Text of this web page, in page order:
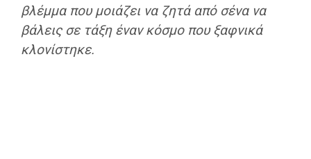
βλέμμα που μοιάζει να ζητά από σένα να
βάλεις σε τάξη έναν κόσμο που ξαφνικά
κλονίστηκε.